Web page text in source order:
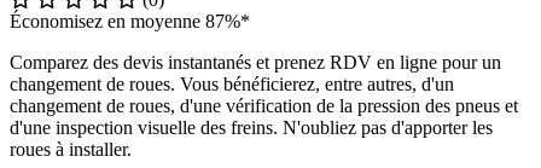
Économisez en moyenne 87%*
Comparez des devis instantanés et prenez RDV en ligne pour un
changement de roues. Vous bénéficierez, entre autres, d'un
changement de roues, d'une vérification de la pression des pneus et
d'une inspection visuelle des freins. N'oubliez pas d'apporter les
roues à installer.